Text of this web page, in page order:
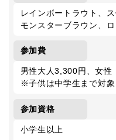
レインボートラウト、
モンスターブラウン、
参加費
男性大人3,300円、女性
※子供は中学生まで対象
参加資格
小学生以上